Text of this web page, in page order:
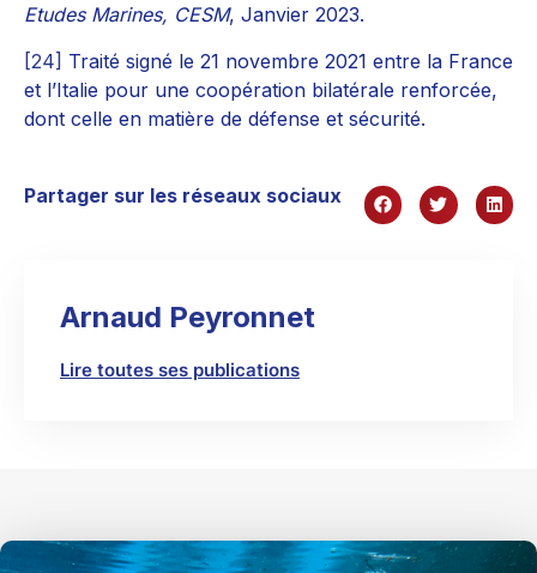
Etudes Marines, CESM, Janvier 2023.
[24] Traité signé le 21 novembre 2021 entre la France
et l’Italie pour une coopération bilatérale renforcée,
dont celle en matière de défense et sécurité.
Partager sur les réseaux sociaux
Arnaud Peyronnet
Lire toutes ses publications